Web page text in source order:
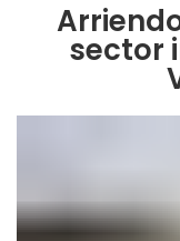
sector